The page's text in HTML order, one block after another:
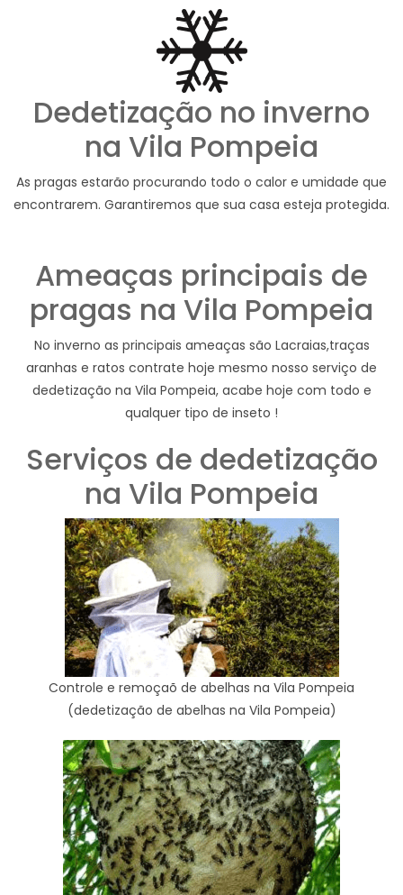
Dedetização no inverno
na Vila Pompeia
As pragas estarão procurando todo o calor e umidade que
encontrarem. Garantiremos que sua casa esteja protegida.
Ameaças principais de
pragas na Vila Pompeia
No inverno as principais ameaças são Lacraias,traças
aranhas e ratos contrate hoje mesmo nosso serviço de
dedetização na Vila Pompeia, acabe hoje com todo e
qualquer tipo de inseto !
Serviços de dedetização
na Vila Pompeia
Controle e remoçaõ de abelhas na Vila Pompeia
(dedetização de abelhas na Vila Pompeia)